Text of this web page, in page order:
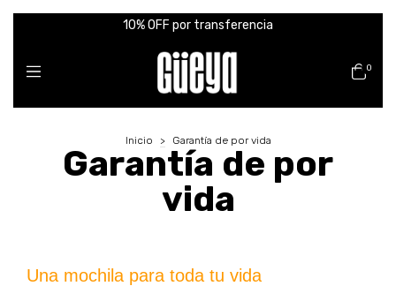
10% OFF por transferencia
0
Inicio > Garantía de por vida
Garantía de por
vida
Una mochila para toda tu vida